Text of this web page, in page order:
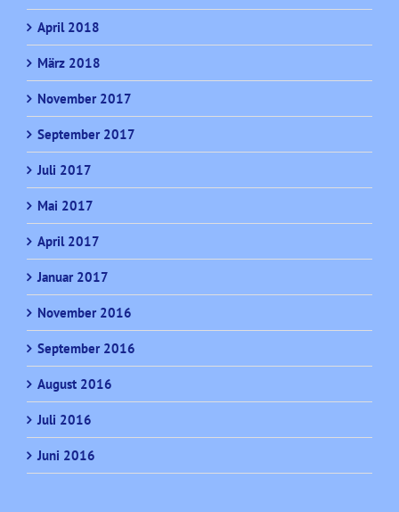
April 2018
März 2018
November 2017
September 2017
Juli 2017
Mai 2017
April 2017
Januar 2017
November 2016
September 2016
August 2016
Juli 2016
Juni 2016